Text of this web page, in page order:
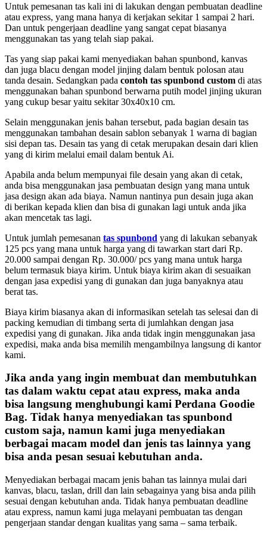
Untuk pemesanan tas kali ini di lakukan dengan pembuatan deadline
atau express, yang mana hanya di kerjakan sekitar 1 sampai 2 hari.
Dan untuk pengerjaan deadline yang sangat cepat biasanya
menggunakan tas yang telah siap pakai.
Tas yang siap pakai kami menyediakan bahan spunbond, kanvas
dan juga blacu dengan model jinjing dalam bentuk polosan atau
tanda desain. Sedangkan pada contoh tas spunbond custom di atas
menggunakan bahan spunbond berwarna putih model jinjing ukuran
yang cukup besar yaitu sekitar 30x40x10 cm.
Selain menggunakan jenis bahan tersebut, pada bagian desain tas
menggunakan tambahan desain sablon sebanyak 1 warna di bagian
sisi depan tas. Desain tas yang di cetak merupakan desain dari klien
yang di kirim melalui email dalam bentuk Ai.
Apabila anda belum mempunyai file desain yang akan di cetak,
anda bisa menggunakan jasa pembuatan design yang mana untuk
jasa design akan ada biaya. Namun nantinya pun desain juga akan
di berikan kepada klien dan bisa di gunakan lagi untuk anda jika
akan mencetak tas lagi.
Untuk jumlah pemesanan tas spunbond yang di lakukan sebanyak
125 pcs yang mana untuk harga yang di tawarkan start dari Rp.
20.000 sampai dengan Rp. 30.000/ pcs yang mana untuk harga
belum termasuk biaya kirim. Untuk biaya kirim akan di sesuaikan
dengan jasa expedisi yang di gunakan dan juga banyaknya atau
berat tas.
Biaya kirim biasanya akan di informasikan setelah tas selesai dan di
packing kemudian di timbang serta di jumlahkan dengan jasa
expedisi yang di gunakan. Jika anda tidak ingin menggunakan jasa
expedisi, maka anda bisa memilih mengambilnya langsung di kantor
kami.
Jika anda yang ingin membuat dan membutuhkan
tas dalam waktu cepat atau express, maka anda
bisa langsung menghubungi kami Perdana Goodie
Bag. Tidak hanya menyediakan tas spunbond
custom saja, namun kami juga menyediakan
berbagai macam model dan jenis tas lainnya yang
bisa anda pesan sesuai kebutuhan anda.
Menyediakan berbagai macam jenis bahan tas lainnya mulai dari
kanvas, blacu, taslan, drill dan lain sebagainya yang bisa anda pilih
sesuai dengan kebutuhan anda. Tidak hanya pembuatan deadline
atau express, namun kami juga melayani pembuatan tas dengan
pengerjaan standar dengan kualitas yang sama – sama terbaik.